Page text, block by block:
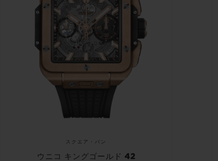
スクエア・バン
ウニコ キングゴールド 42